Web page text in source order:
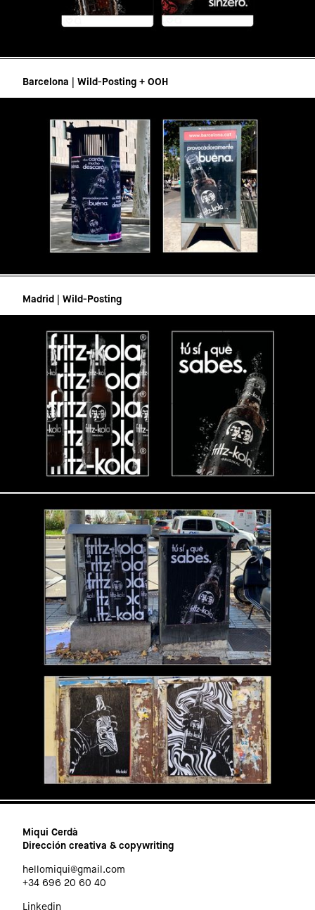
Barcelona | Wild-Posting + OOH
Madrid | Wild-Posting
Miqui Cerdà
Dirección creativa & copywriting
hellomiqui@gmail.com
+34 696 20 60 40
Linkedin